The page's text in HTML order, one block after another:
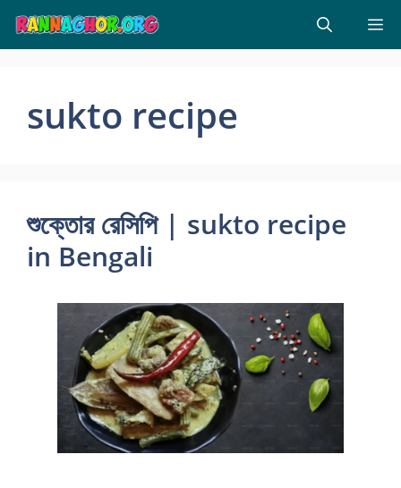
Skip
content
sukto recipe
শুক্তোর রেসিপি | sukto recipe
in Bengali